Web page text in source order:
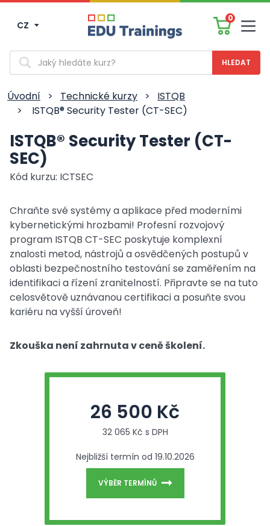
CZ
0
Vyhledávání
Úvodní > Technické kurzy >
ISTQB
>
ISTQB® Security Tester (CT-SEC)
ISTQB® Security Tester (CT-
SEC)
Kód kurzu: ICTSEC
Chraňte své systémy a aplikace před moderními
kybernetickými hrozbami! Profesní rozvojový
program ISTQB CT-SEC poskytuje komplexní
znalosti metod, nástrojů a osvědčených postupů v
oblasti bezpečnostního testování se zaměřením na
identifikaci a řízení zranitelností. Připravte se na tuto
celosvětově uznávanou certifikaci a posuňte svou
kariéru na vyšší úroveň!
Zkouška není zahrnuta v ceně školení.
26 500 Kč
32 065 Kč s DPH
Nejbližší termín od 19.10.2026
VÝBĚR TERMÍNŮ